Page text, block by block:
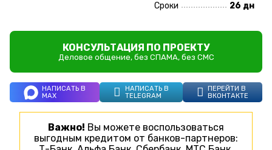
Сроки
26 дн
КОНСУЛЬТАЦИЯ ПО ПРОЕКТУ
Деловое общение, без СПАМА, без СМС
НАПИСАТЬ В
MAX
НАПИСАТЬ В
TELEGRAM
ПЕРЕЙТИ В
ВКОНТАКТЕ
Важно! Вы можете воспользоваться
выгодным кредитом от банков-партнеров: